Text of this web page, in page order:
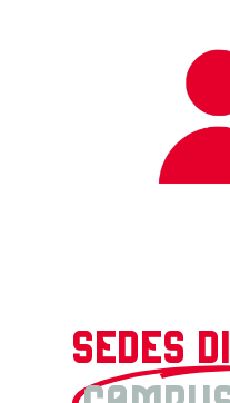
Sedes